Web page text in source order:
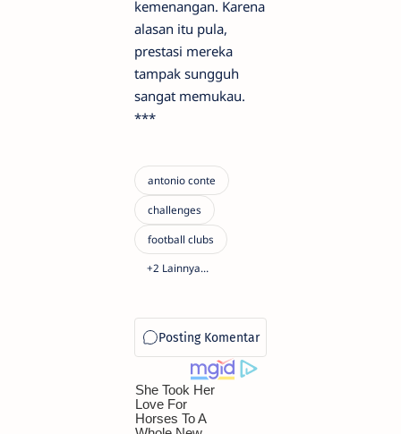
kemenangan. Karena
alasan itu pula,
prestasi mereka
tampak sungguh
sangat memukau.
***